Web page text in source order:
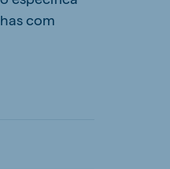
com